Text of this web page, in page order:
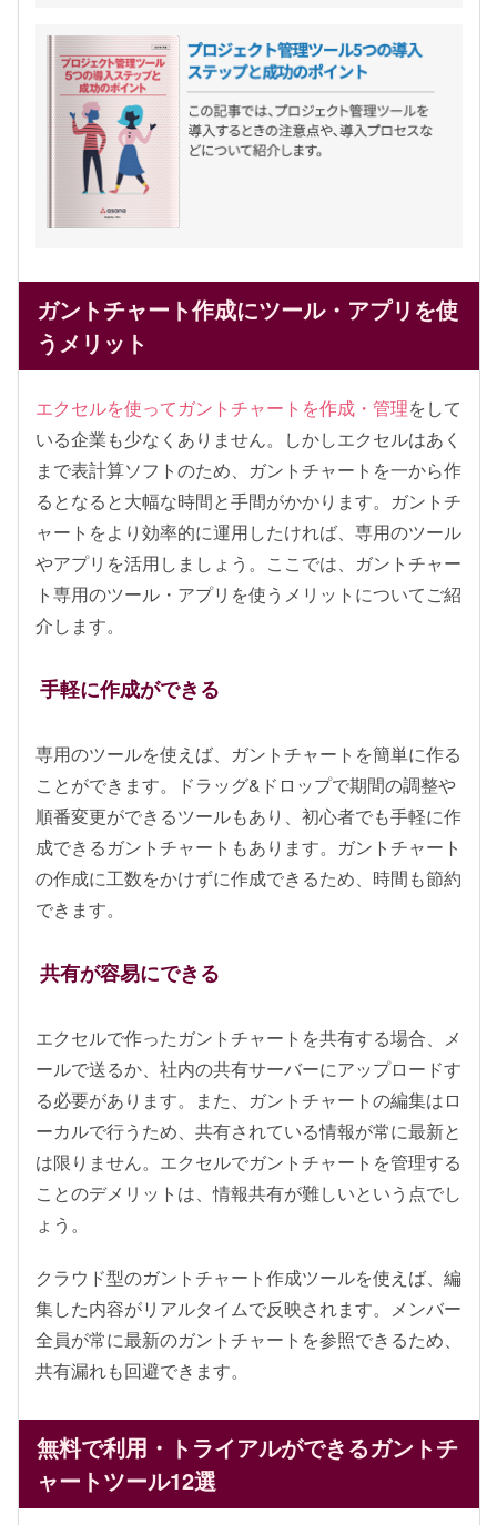
ガントチャート作成にツール・アプリを使
うメリット
エクセルを使ってガントチャートを作成・管理をして
いる企業も少なくありません。しかしエクセルはあく
まで表計算ソフトのため、ガントチャートを一から作
るとなると大幅な時間と手間がかかります。ガントチ
ャートをより効率的に運用したければ、専用のツール
やアプリを活用しましょう。ここでは、ガントチャー
ト専用のツール・アプリを使うメリットについてご紹
介します。
手軽に作成ができる
専用のツールを使えば、ガントチャートを簡単に作る
ことができます。ドラッグ&ドロップで期間の調整や
順番変更ができるツールもあり、初心者でも手軽に作
成できるガントチャートもあります。ガントチャート
の作成に工数をかけずに作成できるため、時間も節約
できます。
共有が容易にできる
エクセルで作ったガントチャートを共有する場合、メ
ールで送るか、社内の共有サーバーにアップロードす
る必要があります。また、ガントチャートの編集はロ
ーカルで行うため、共有されている情報が常に最新と
は限りません。エクセルでガントチャートを管理する
ことのデメリットは、情報共有が難しいという点でし
ょう。
クラウド型のガントチャート作成ツールを使えば、編
集した内容がリアルタイムで反映されます。メンバー
全員が常に最新のガントチャートを参照できるため、
共有漏れも回避できます。
無料で利用・トライアルができるガントチ
ャートツール12選